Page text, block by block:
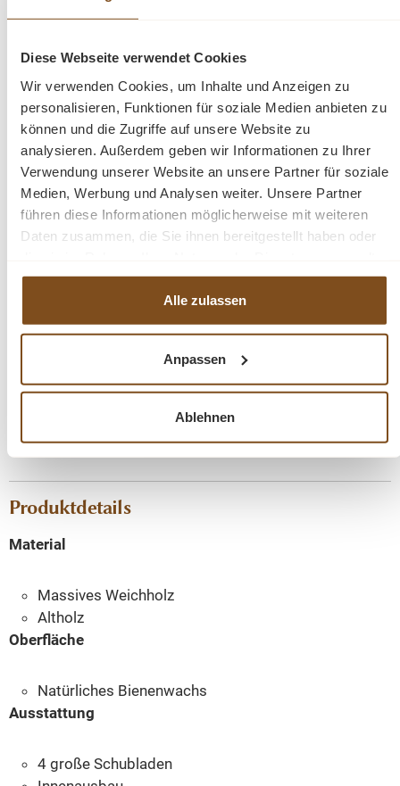
Diese Webseite verwendet Cookies
Wir verwenden Cookies, um Inhalte und Anzeigen zu
personalisieren, Funktionen für soziale Medien anbieten zu
können und die Zugriffe auf unsere Website zu
analysieren. Außerdem geben wir Informationen zu Ihrer
Verwendung unserer Website an unsere Partner für soziale
Medien, Werbung und Analysen weiter. Unsere Partner
führen diese Informationen möglicherweise mit weiteren
Daten zusammen, die Sie ihnen bereitgestellt haben oder
haben.
Alle zulassen
Anpassen
Ablehnen
Für die Oberflächenbehandlung verwenden wir
ausschließlich hochwertigesnatürliches Bienenwachs
das die natürliche Holzstruktur hervorhebt und das
Massivholz dauerhaft schützt.
Die bewusst erhaltenen Gebrauchsspuren verleihen
jedem Möbelstück seinen authentischen antiken
Charakter und machen jeden Schrank zu einem echten
Unikat.
Individuell nach Ihren Wünschen
allen Farbtönen erhältlich. So lässt er sich perfekt auf
Ihre Einrichtung abstimmen.
Sprechen Sie uns gerne an – wir beraten Sie persönlich.
Produktdetails
Material
Massives Weichholz
Altholz
Oberfläche
Natürliches Bienenwachs
Ausstattung
4 große Schubladen